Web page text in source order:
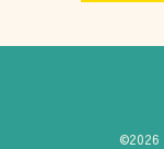
©2026